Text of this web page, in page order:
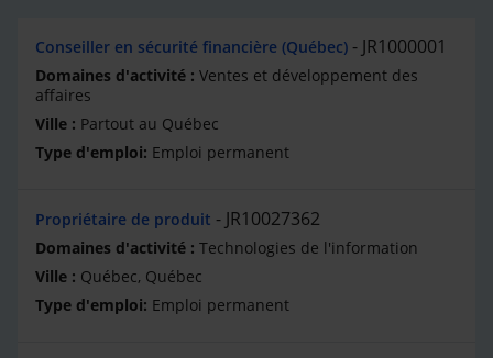
Conseiller en sécurité financière (Québec) JR1000001
Ventes et développement des
affaires
Partout au Québec
Emploi permanent
Propriétaire de produit JR10027362
Technologies de l'information
Québec, Québec
Emploi permanent